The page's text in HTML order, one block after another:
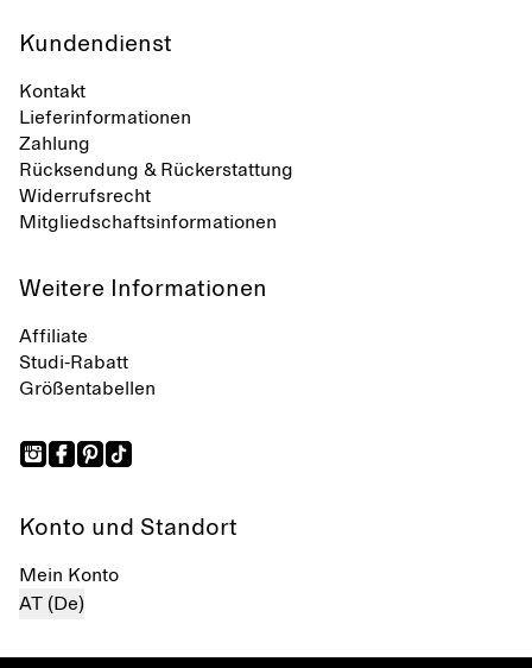
Kundendienst
Kontakt
Lieferinformationen
Zahlung
Rücksendung & Rückerstattung
Widerrufsrecht
Mitgliedschaftsinformationen
Weitere Informationen
Affiliate
Studi-Rabatt
Größentabellen
Konto und Standort
Mein Konto
AT (De)